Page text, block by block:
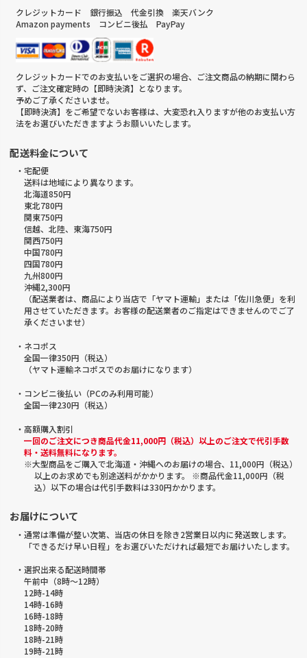
クレジットカード 銀行振込 代金引換 楽天バンク
Amazon payments コンビニ後払 PayPay
クレジットカードでのお支払いをご選択の場合、ご注文商品の納期に関わら
ず、ご注文確定時の【即時決済】となります。
予めご了承くださいませ。
【即時決済】をご希望でないお客様は、大変恐れ入りますが他のお支払い方
法をお選びいただきますようお願いいたします。
配送料金について
・宅配便
送料は地域により異なります。
北海道850円
東北780円
関東750円
信越、北陸、東海750円
関西750円
中国780円
四国780円
九州800円
沖縄2,300円
（配送業者は、商品により当店で「ヤマト運輸」または「佐川急便」を利
用させていただきます。お客様の配送業者のご指定はできませんのでご了
承くださいませ）
・ネコポス
全国一律350円（税込）
（ヤマト運輸ネコポスでのお届けになります）
・コンビニ後払い（PCのみ利用可能）
全国一律230円（税込）
・高額購入割引
一回のご注文につき商品代金11,000円（税込）以上のご注文で代引手数
料・送料無料になります。
※大型商品をご購入で北海道・沖縄へのお届けの場合、11,000円（税込）
以上のお求めでも別途送料がかかります。 ※商品代金11,000円（税
込）以下の場合は代引手数料は330円かかります。
お届けについて
・通常は準備が整い次第、当店の休日を除き2営業日以内に発送致します。
「できるだけ早い日程」をお選びいただければ最短でお届けいたします。
・選択出来る配送時間帯
午前中（8時～12時）
12時-14時
14時-16時
16時-18時
18時-20時
18時-21時
19時-21時